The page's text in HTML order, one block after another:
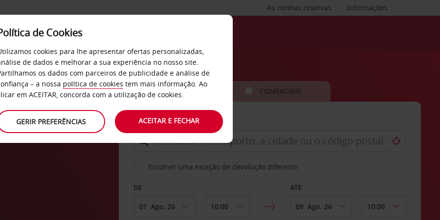
Informações
As minhas reservas
SERVIÇOS EMPRESAS
e
CARRO COMERCIAIS
LEVANTAR EM
Escolher uma estação de devolução diferente
DE ATÉ
de Cookies
cookies para lhe apresentar ofertas personalizadas,
de dados e melhorar a sua experiência no nosso site.
os dados com parceiros de publicidade e análise de
– a nossa política de cookies tem mais informação. Ao
em ACEITAR, concorda com a utilização de cookies.
GERIR PREFERÊNCIAS ACEITAR E FECHAR